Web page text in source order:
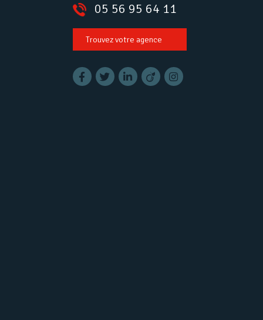
05 56 95 64 11
Trouvez votre agence